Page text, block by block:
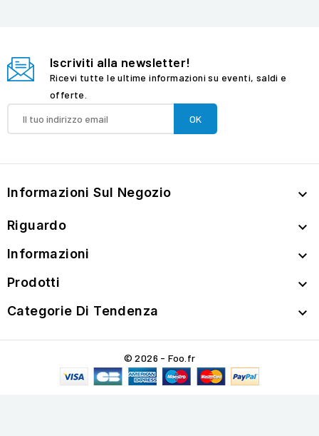
Iscriviti alla newsletter!
Ricevi tutte le ultime informazioni su eventi, saldi e
offerte.
Informazioni Sul Negozio 
Riguardo 
Informazioni 
Prodotti 
Categorie Di Tendenza 
© 2026 - Foo.fr